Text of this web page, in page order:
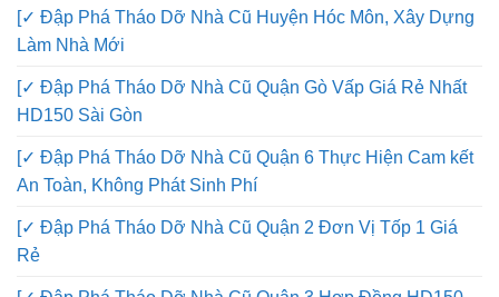
[✓ Đập Phá Tháo Dỡ Nhà Cũ Huyện Hóc Môn, Xây Dựng
Làm Nhà Mới
[✓ Đập Phá Tháo Dỡ Nhà Cũ Quận Gò Vấp Giá Rẻ Nhất
HD150 Sài Gòn
[✓ Đập Phá Tháo Dỡ Nhà Cũ Quận 6 Thực Hiện Cam kết
An Toàn, Không Phát Sinh Phí
[✓ Đập Phá Tháo Dỡ Nhà Cũ Quận 2 Đơn Vị Tốp 1 Giá
Rẻ